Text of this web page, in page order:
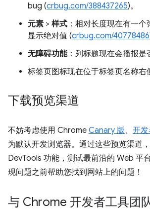
bug (crbug.com/388437265)。
元素 > 样式 ：相对长度现在有一
显示绝对值 (crbug.com/40778486
无障碍功能：列标题现在会播报是
标签页图标现在位于标签页名称右
下载预览渠道
不妨考虑使用 Chrome Canary 版 、 开发
为默认开发浏览器。通过这些预览渠道
DevTools 功能，测试最前沿的 Web 平
现问题之前帮助您找到网站上的问题！
与 Chrome 开发者工具团